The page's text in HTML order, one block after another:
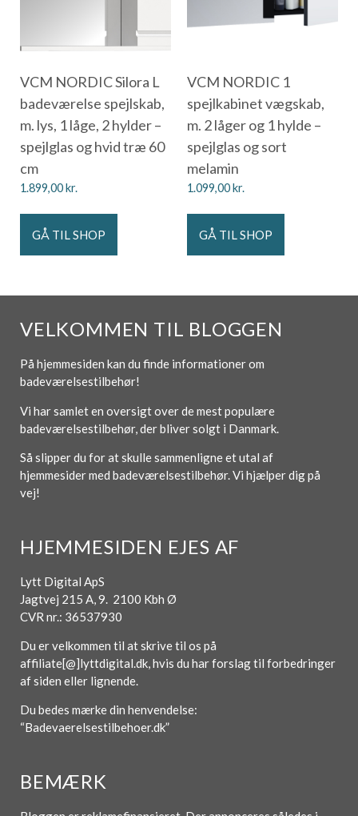
VCM NORDIC Silora L
badeværelse spejlskab,
m. lys, 1 låge, 2 hylder –
spejlglas og hvid træ 60
cm
1.899,00kr.
GÅ TIL SHOP
VCM NORDIC 1
spejlkabinet vægskab,
m. 2 låger og 1 hylde –
spejlglas og sort
melamin
1.099,00kr.
GÅ TIL SHOP
VELKOMMEN TIL BLOGGEN
På hjemmesiden kan du finde informationer om
badeværelsestilbehør!
Vi har samlet en oversigt over de mest populære
badeværelsestilbehør, der bliver solgt i Danmark.
Så slipper du for at skulle sammenligne et utal af
hjemmesider med badeværelsestilbehør. Vi hjælper dig på
vej!
HJEMMESIDEN EJES AF
Lytt Digital ApS
Jagtvej 215 A, 9. 2100 Kbh Ø
CVR nr.: 36537930
Du er velkommen til at skrive til os på
affiliate[@]lyttdigital.dk, hvis du har forslag til forbedringer
af siden eller lignende.
Du bedes mærke din henvendelse:
“Badevaerelsestilbehoer.dk”
BEMÆRK